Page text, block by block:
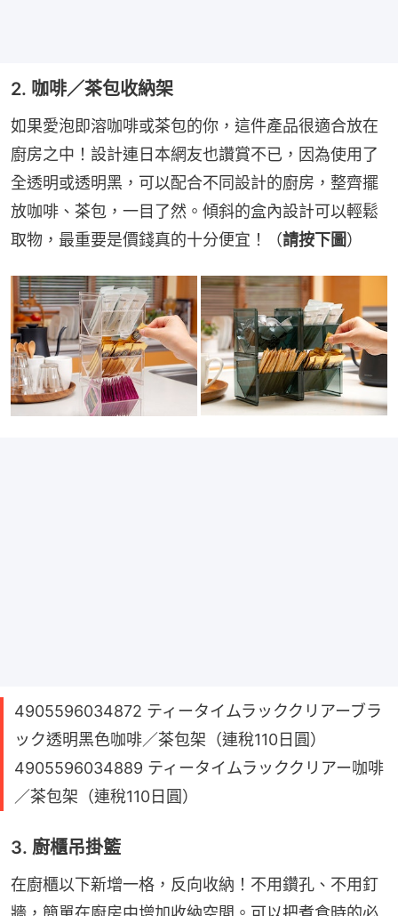
2. 咖啡／茶包收納架
如果愛泡即溶咖啡或茶包的你，這件產品很適合放在
廚房之中！設計連日本網友也讚賞不已，因為使用了
全透明或透明黑，可以配合不同設計的廚房，整齊擺
放咖啡、茶包，一目了然。傾斜的盒內設計可以輕鬆
取物，最重要是價錢真的十分便宜！（請按下圖）
4905596034872 ティータイムラッククリアーブラ
ック透明黑色咖啡／茶包架（連稅110日圓）
4905596034889 ティータイムラッククリアー咖啡
／茶包架（連稅110日圓）
3. 廚櫃吊掛籃
在廚櫃以下新增一格，反向收納！不用鑽孔、不用釘